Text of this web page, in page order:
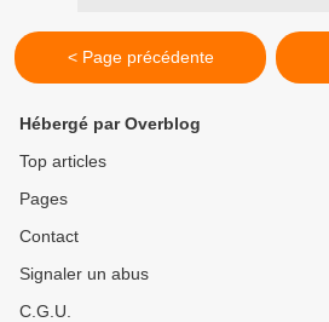
< Page précédente
Hébergé par Overblog
Top articles
Pages
Contact
Signaler un abus
C.G.U.